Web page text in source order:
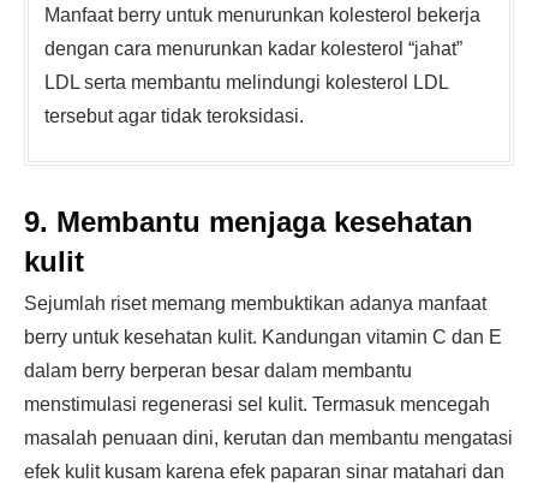
Manfaat berry untuk menurunkan kolesterol bekerja
dengan cara menurunkan kadar kolesterol “jahat”
LDL serta membantu melindungi kolesterol LDL
tersebut agar tidak teroksidasi.
9. Membantu menjaga kesehatan
kulit
Sejumlah riset memang membuktikan adanya manfaat
berry untuk kesehatan kulit. Kandungan vitamin C dan E
dalam berry berperan besar dalam membantu
menstimulasi regenerasi sel kulit. Termasuk mencegah
masalah penuaan dini, kerutan dan membantu mengatasi
efek kulit kusam karena efek paparan sinar matahari dan